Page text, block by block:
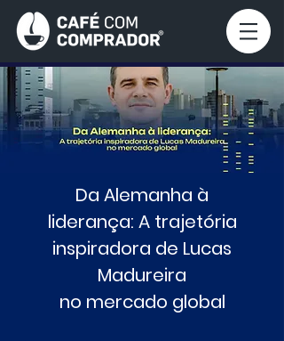
Da Alemanha à
liderança: A trajetória
inspiradora de Lucas
Madureira
no mercado global